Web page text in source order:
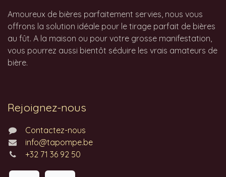
Amoureux de bières parfaitement servies, nous vous
offrons la solution idéale pour le tirage parfait de bières
au fût. A la maison ou pour votre grosse manifestation,
vous pourrez aussi bientôt séduire les vrais amateurs de
bière.
Rejoignez-nous
Contactez-nous
info@tapompe.be
+32 71 36 92 50